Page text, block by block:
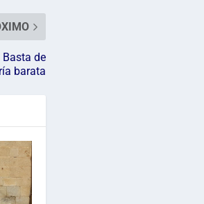
de
barata